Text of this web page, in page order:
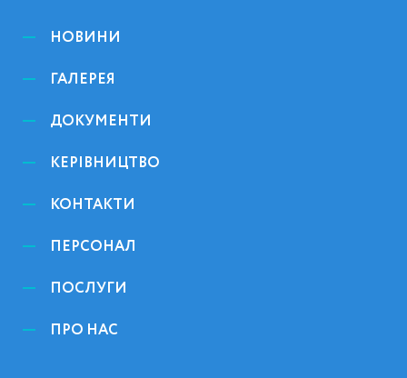
НОВИНИ
ГАЛЕРЕЯ
ДОКУМЕНТИ
КЕРІВНИЦТВО
КОНТАКТИ
ПЕРСОНАЛ
ПОСЛУГИ
ПРО НАС